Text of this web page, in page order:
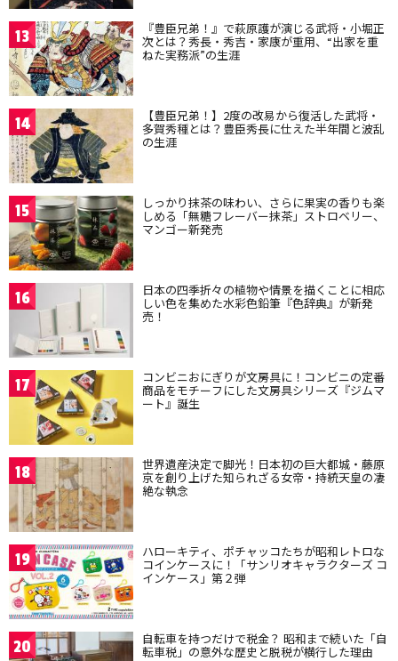
13 『豊臣兄弟！』で萩原護が演じる武将・小堀正
次とは？秀長・秀吉・家康が重用、“出家を重
ねた実務派”の生涯
14 【豊臣兄弟！】2度の改易から復活した武将・
多賀秀種とは？豊臣秀長に仕えた半年間と波乱
の生涯
15 しっかり抹茶の味わい、さらに果実の香りも楽
しめる「無糖フレーバー抹茶」ストロベリー、
マンゴー新発売
16 日本の四季折々の植物や情景を描くことに相応
しい色を集めた水彩色鉛筆『色辞典』が新発
売！
17 コンビニおにぎりが文房具に！コンビニの定番
商品をモチーフにした文房具シリーズ『ジムマ
ート』誕生
18 世界遺産決定で脚光！日本初の巨大都城・藤原
京を創り上げた知られざる女帝・持統天皇の凄
絶な執念
19 ハローキティ、ポチャッコたちが昭和レトロな
コインケースに！「サンリオキャラクターズ コ
インケース」第２弾
20 自転車を持つだけで税金？ 昭和まで続いた「自
転車税」の意外な歴史と脱税が横行した理由